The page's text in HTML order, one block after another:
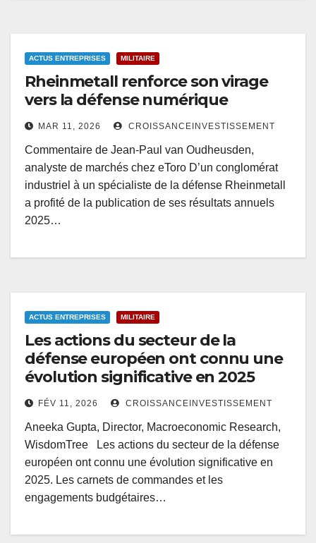
ACTUS ENTREPRISES MILITAIRE
Rheinmetall renforce son virage
vers la défense numérique
MAR 11, 2026 CROISSANCEINVESTISSEMENT
Commentaire de Jean-Paul van Oudheusden,
analyste de marchés chez eToro D’un conglomérat
industriel à un spécialiste de la défense Rheinmetall
a profité de la publication de ses résultats annuels
2025…
ACTUS ENTREPRISES MILITAIRE
Les actions du secteur de la
défense européen ont connu une
évolution significative en 2025
FÉV 11, 2026 CROISSANCEINVESTISSEMENT
Aneeka Gupta, Director, Macroeconomic Research,
WisdomTree Les actions du secteur de la défense
européen ont connu une évolution significative en
2025. Les carnets de commandes et les
engagements budgétaires…